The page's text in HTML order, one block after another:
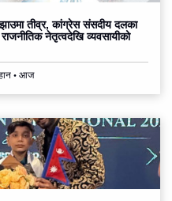
तीव्र, कांग्रेस संसदीय दलका
नेतृत्वदेखि व्यवसायीको
• आज